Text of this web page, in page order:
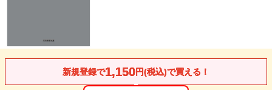
新規登録で1,150円(税込)で買える！